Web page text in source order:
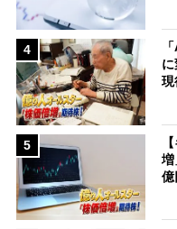
4
5
増